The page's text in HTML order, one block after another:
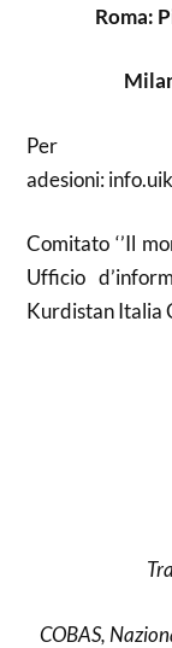
Roma:
Per
adesioni:
Comitato ‘’Il
Ufficio
Kurdistan Italia
COBAS,